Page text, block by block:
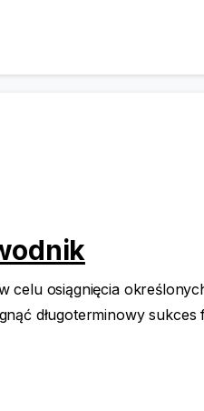
osiągnięcia
długoterminowy